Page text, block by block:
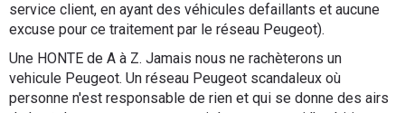
service client, en ayant des véhicules defaillants et aucune
excuse pour ce traitement par le réseau Peugeot).
Une HONTE de A à Z. Jamais nous ne rachèterons un
vehicule Peugeot. Un réseau Peugeot scandaleux où
personne n'est responsable de rien et qui se donne des airs